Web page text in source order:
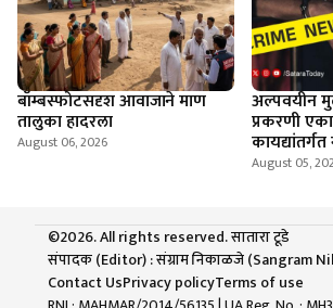
बॉम्बस्फोटसदृश आवाजाने माण
तालुका हादरला
August 06, 2026
अल्पवयीन
प्रकरणी
कायद्यांतर्गत
August 05,
©2026. All rights reserved. सातारा टूडे
संपादक (Editor) : संग्राम निकाळजे (Sangram
Contact UsPrivacy policyTerms of use